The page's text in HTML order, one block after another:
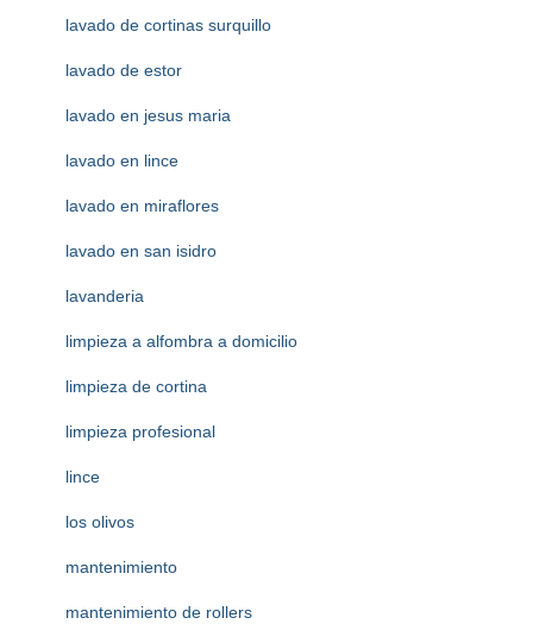
lavado de cortinas surquillo
lavado de estor
lavado en jesus maria
lavado en lince
lavado en miraflores
lavado en san isidro
lavanderia
limpieza a alfombra a domicilio
limpieza de cortina
limpieza profesional
lince
los olivos
mantenimiento
mantenimiento de rollers